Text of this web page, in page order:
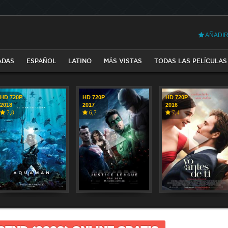
ESPAÑOL LATINO MÁS VISTAS TODAS LAS PELÍCULAS
HD 720P
2018
7,8
HD 720P
2017
6,7
HD 720P
2016
7,4